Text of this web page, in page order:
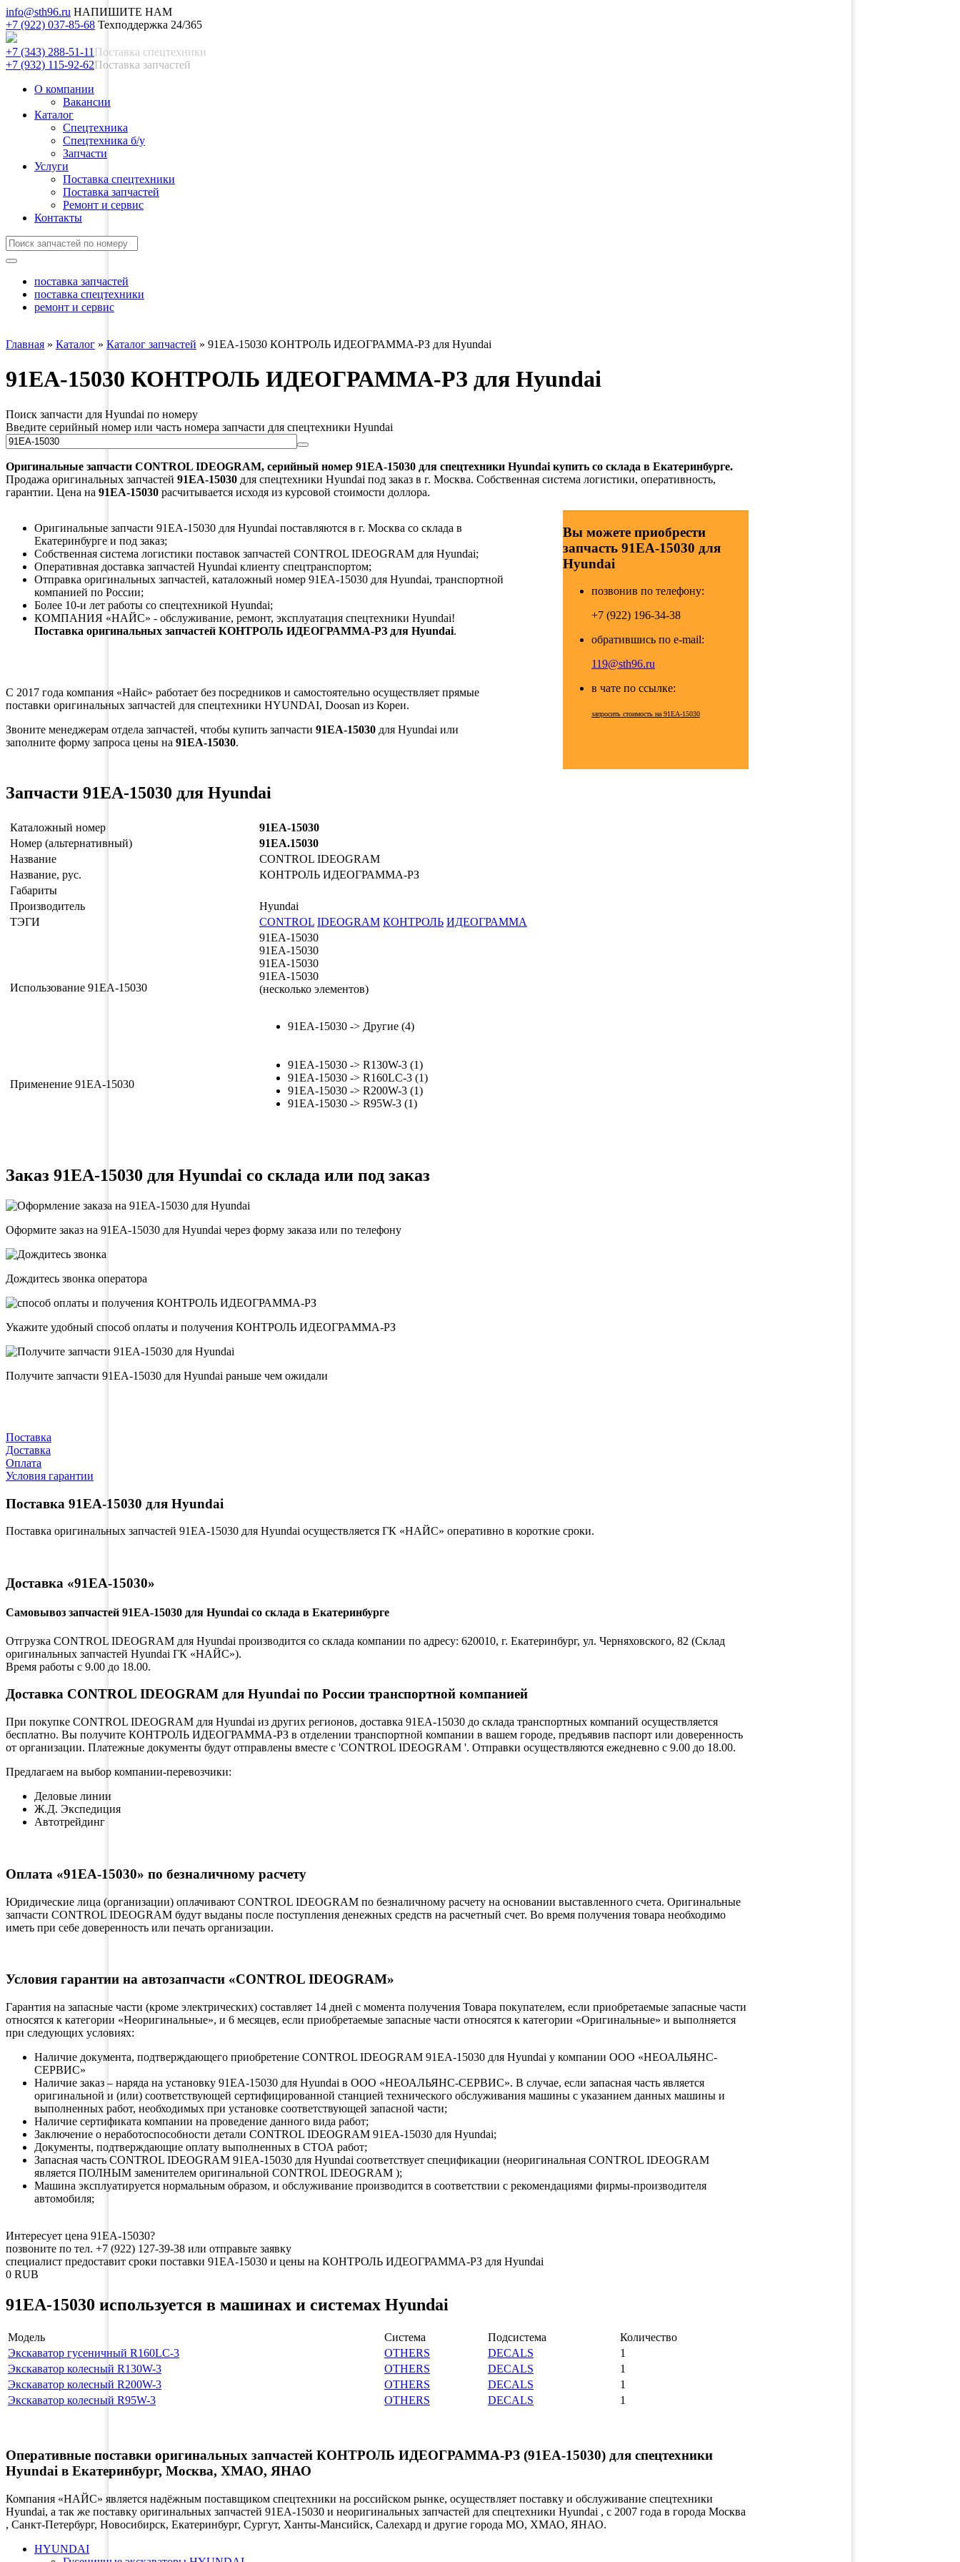
info@sth96.ru НАПИШИТЕ НАМ
+7 (922) 037-85-68 Техподдержка 24/365
+7 (343) 288-51-11 Поставка спецтехники
+7 (932) 115-92-62Поставка запчастей
О компании
Вакансии
Каталог
Спецтехника
Спецтехника б/у
Запчасти
Услуги
Поставка спецтехники
Поставка запчастей
Ремонт и сервис
Контакты
поставка запчастей
поставка спецтехники
ремонт и сервис
Главная » Каталог » Каталог запчастей » 91EA-15030 КОНТРОЛЬ ИДЕОГРАММА-РЗ для Hyundai
91EA-15030 КОНТРОЛЬ ИДЕОГРАММА-РЗ для Hyundai
Поиск запчасти для Hyundai по номеру
Введите серийный номер или часть номера запчасти для спецтехники Hyundai
Оригинальные запчасти CONTROL IDEOGRAM, серийный номер 91EA-15030 для спецтехники Hyundai купить со склада в Екатеринбурге.
Продажа оригинальных запчастей 91EA-15030 для спецтехники Hyundai под заказ в г. Москва. Собственная система логистики, оперативность,
гарантии. Цена на 91EA-15030 расчитывается исходя из курсовой стоимости доллора.
Оригинальные запчасти 91EA-15030 для Hyundai поставляются в г. Москва со склада в
Екатеринбурге и под заказ;
Собственная система логистики поставок запчастей CONTROL IDEOGRAM для Hyundai;
Оперативная доставка запчастей Hyundai клиенту спецтранспортом;
Отправка оригинальных запчастей, каталожный номер 91EA-15030 для Hyundai, транспортной
компанией по России;
Более 10-и лет работы со спецтехникой Hyundai;
КОМПАНИЯ «НАЙС» - обслуживание, ремонт, эксплуатация спецтехники Hyundai!
Поставка оригинальных запчастей КОНТРОЛЬ ИДЕОГРАММА-РЗ для Hyundai.
С 2017 года компания «Найс» работает без посредников и самостоятельно осуществляет прямые
поставки оригинальных запчастей для спецтехники HYUNDAI, Doosan из Кореи.
Звоните менеджерам отдела запчастей, чтобы купить запчасти 91EA-15030 для Hyundai или
заполните форму запроса цены на 91EA-15030.
Вы можете приобрести
запчасть 91EA-15030 для
Hyundai
позвонив по телефону:
+7 (922) 196-34-38
обратившись по e-mail:
119@sth96.ru
в чате по ссылке:
запросить стоимость на 91EA-15030
Запчасти 91EA-15030 для Hyundai
Каталожный номер
91EA-15030
Номер (альтернативный)
91EA.15030
Название
CONTROL IDEOGRAM
Название, рус.
КОНТРОЛЬ ИДЕОГРАММА-РЗ
Габариты
Производитель
Hyundai
ТЭГИ
CONTROL IDEOGRAM КОНТРОЛЬ ИДЕОГРАММА
Использование 91EA-15030
91EA-15030
91EA-15030
91EA-15030
91EA-15030
(несколько элементов)
91EA-15030 -> Другие (4)
Применение 91EA-15030
91EA-15030 -> R130W-3 (1)
91EA-15030 -> R160LC-3 (1)
91EA-15030 -> R200W-3 (1)
91EA-15030 -> R95W-3 (1)
Заказ 91EA-15030 для Hyundai со склада или под заказ
Оформите заказ на 91EA-15030 для Hyundai через форму заказа или по телефону
Дождитесь звонка оператора
Укажите удобный способ оплаты и получения КОНТРОЛЬ ИДЕОГРАММА-РЗ
Получите запчасти 91EA-15030 для Hyundai раньше чем ожидали
Поставка
Доставка
Оплата
Условия гарантии
Поставка 91EA-15030 для Hyundai
Поставка оригинальных запчастей 91EA-15030 для Hyundai осуществляется ГК «НАЙС» оперативно в короткие сроки.
Доставка «91EA-15030»
Самовывоз запчастей 91EA-15030 для Hyundai со склада в Екатеринбурге
Отгрузка CONTROL IDEOGRAM для Hyundai производится со склада компании по адресу: 620010, г. Екатеринбург, ул. Черняховского, 82 (Склад
оригинальных запчастей Hyundai ГК «НАЙС»).
Время работы с 9.00 до 18.00.
Доставка CONTROL IDEOGRAM для Hyundai по России транспортной компанией
При покупке CONTROL IDEOGRAM для Hyundai из других регионов, доставка 91EA-15030 до склада транспортных компаний осуществляется
бесплатно. Вы получите КОНТРОЛЬ ИДЕОГРАММА-РЗ в отделении транспортной компании в вашем городе, предъявив паспорт или доверенность
от организации. Платежные документы будут отправлены вместе с 'CONTROL IDEOGRAM '. Отправки осуществляются ежедневно с 9.00 до 18.00.
Предлагаем на выбор компании-перевозчики:
Деловые линии
Ж.Д. Экспедиция
Автотрейдинг
Оплата «91EA-15030» по безналичному расчету
Юридические лица (организации) оплачивают CONTROL IDEOGRAM по безналичному расчету на основании выставленного счета. Оригинальные
запчасти CONTROL IDEOGRAM будут выданы после поступления денежных средств на расчетный счет. Во время получения товара необходимо
иметь при себе доверенность или печать организации.
Условия гарантии на автозапчасти «CONTROL IDEOGRAM»
Гарантия на запасные части (кроме электрических) составляет 14 дней с момента получения Товара покупателем, если приобретаемые запасные части
относятся к категории «Неоригинальные», и 6 месяцев, если приобретаемые запасные части относятся к категории «Оригинальные» и выполняется
при следующих условиях:
Наличие документа, подтверждающего приобретение CONTROL IDEOGRAM 91EA-15030 для Hyundai у компании ООО «НЕОАЛЬЯНС-
СЕРВИС»
Наличие заказ – наряда на установку 91EA-15030 для Hyundai в ООО «НЕОАЛЬЯНС-СЕРВИС». В случае, если запасная часть является
оригинальной и (или) соответствующей сертифицированной станцией технического обслуживания машины с указанием данных машины и
выполненных работ, необходимых при установке соответствующей запасной части;
Наличие сертификата компании на проведение данного вида работ;
Заключение о неработоспособности детали CONTROL IDEOGRAM 91EA-15030 для Hyundai;
Документы, подтверждающие оплату выполненных в СТОА работ;
Запасная часть CONTROL IDEOGRAM 91EA-15030 для Hyundai соответствует спецификации (неоригинальная CONTROL IDEOGRAM
является ПОЛНЫМ заменителем оригинальной CONTROL IDEOGRAM );
Машина эксплуатируется нормальным образом, и обслуживание производится в соответствии с рекомендациями фирмы-производителя
автомобиля;
Интересует цена 91EA-15030?
позвоните по тел. +7 (922) 127-39-38 или отправьте заявку
специалист предоставит сроки поставки 91EA-15030 и цены на КОНТРОЛЬ ИДЕОГРАММА-РЗ для Hyundai
0 RUB
91EA-15030 используется в машинах и системах Hyundai
Модель Система Подсистема
Количество
Экскаватор гусеничный R160LC-3
OTHERS DECALS
1
Экскаватор колесный R130W-3
OTHERS DECALS
1
Экскаватор колесный R200W-3
OTHERS DECALS
1
Экскаватор колесный R95W-3
OTHERS DECALS 1
Оперативные поставки оригинальных запчастей КОНТРОЛЬ ИДЕОГРАММА-РЗ (91EA-15030) для спецтехники
Hyundai в Екатеринбург, Москва, ХМАО, ЯНАО
Компания «НАЙС» является надёжным поставщиком спецтехники на российском рынке, осуществляет поставку и обслуживание спецтехники
Hyundai, а так же поставку оригинальных запчастей 91EA-15030 и неоригинальных запчастей для спецтехники Hyundai , с 2007 года в города Москва
, Санкт-Петербург, Новосибирск, Екатеринбург, Сургут, Ханты-Мансийск, Салехард и другие города МО, ХМАО, ЯНАО.
HYUNDAI